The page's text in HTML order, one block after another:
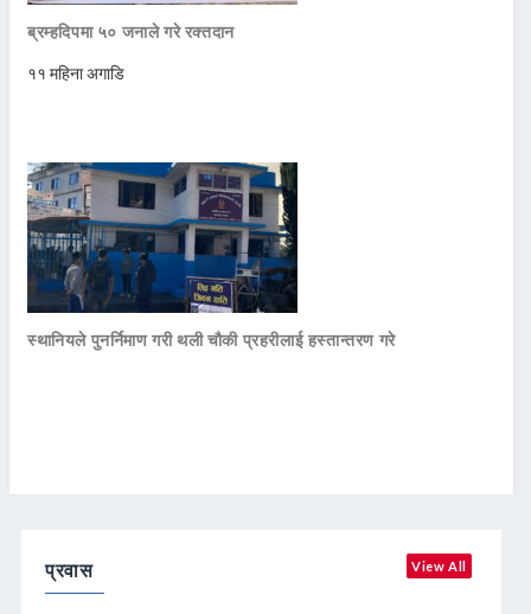
ब्रम्हदिपमा ५० जनाले गरे रक्तदान
११ महिना अगाडि
स्थानियले पुनर्निमाण गरी थली चौकी प्रहरीलाई हस्तान्तरण गरे
प्रवास View All